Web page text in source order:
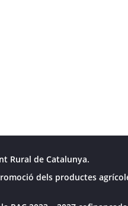
Rural de Catalunya.
dels productes